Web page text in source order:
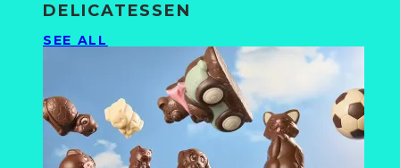
DELICATESSEN
SEE ALL